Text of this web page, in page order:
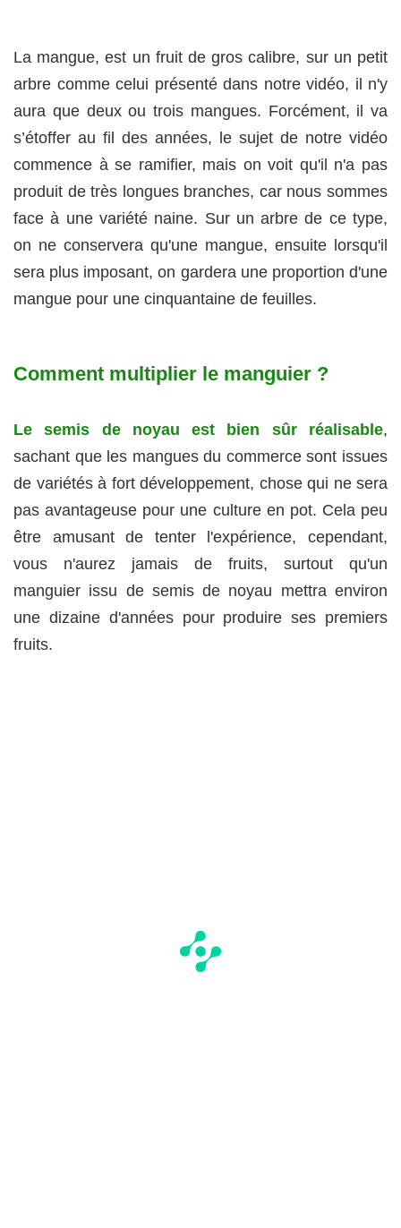
La mangue, est un fruit de gros calibre, sur un petit
arbre comme celui présenté dans notre vidéo, il n'y
aura que deux ou trois mangues. Forcément, il va
s’étoffer au fil des années, le sujet de notre vidéo
commence à se ramifier, mais on voit qu'il n'a pas
produit de très longues branches, car nous sommes
face à une variété naine. Sur un arbre de ce type,
on ne conservera qu'une mangue, ensuite lorsqu'il
sera plus imposant, on gardera une proportion d'une
mangue pour une cinquantaine de feuilles.
Comment multiplier le manguier ?
Le semis de noyau est bien sûr réalisable,
sachant que les mangues du commerce sont issues
de variétés à fort développement, chose qui ne sera
pas avantageuse pour une culture en pot. Cela peu
être amusant de tenter l'expérience, cependant,
vous n'aurez jamais de fruits, surtout qu'un
manguier issu de semis de noyau mettra environ
une dizaine d'années pour produire ses premiers
fruits.